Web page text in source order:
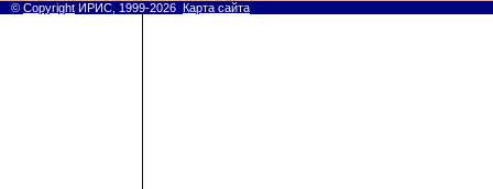
© Copyright ИРИС, 1999-2026 Карта сайта